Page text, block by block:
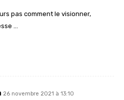
pas comment le visionner,
…
26 novembre 2021 à 13:10